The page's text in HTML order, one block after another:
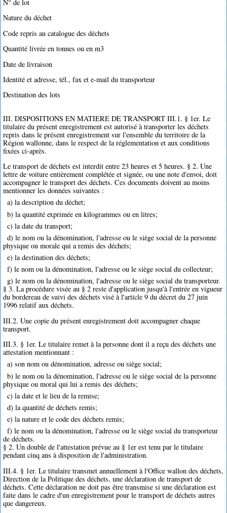
N° de lot
Nature du déchet
Code repris au catalogue des déchets
Quantité livrée en tonnes ou en m3
Date de livraison
Identité et adresse, tél., fax et e-mail du transporteur
Destination des lots
III. DISPOSITIONS EN MATIERE DE TRANSPORT III.1. § 1er. Le
titulaire du présent enregistrement est autorisé à transporter les déchets
repris dans le présent enregistrement sur l'ensemble du territoire de la
Région wallonne, dans le respect de la réglementation et aux conditions
fixées ci-après.
Le transport de déchets est interdit entre 23 heures et 5 heures. § 2. Une
lettre de voiture entièrement complétée et signée, ou une note d'envoi, doit
accompagner le transport des déchets. Ces documents doivent au moins
mentionner les données suivantes :
a) la description du déchet;
b) la quantité exprimée en kilogrammes ou en litres;
c) la date du transport;
d) le nom ou la dénomination, l'adresse ou le siège social de la personne
physique ou morale qui a remis des déchets;
e) la destination des déchets;
f) le nom ou la dénomination, l'adresse ou le siège social du collecteur;
g) le nom ou la dénomination, l'adresse ou le siège social du transporteur.
§ 3. La procédure visée au § 2 reste d'application jusqu'à l'entrée en vigueur
du bordereau de suivi des déchets visé à l'article 9 du décret du 27 juin
1996 relatif aux déchets.
III.2. Une copie du présent enregistrement doit accompagner chaque
transport.
III.3. § 1er. Le titulaire remet à la personne dont il a reçu des déchets une
attestation mentionnant :
a) son nom ou dénomination, adresse ou siège social;
b) le nom ou la dénomination, l'adresse ou le siège social de la personne
physique ou moral qui lui a remis des déchets;
c) la date et le lieu de la remise;
d) la quantité de déchets remis;
e) la nature et le code des déchets remis;
f) le nom ou la dénomination, l'adresse ou le siège social du transporteur
de déchets.
§ 2. Un double de l'attestation prévue au § 1er est tenu par le titulaire
pendant cinq ans à disposition de l'administration.
III.4. § 1er. Le titulaire transmet annuellement à l'Office wallon des déchets,
Direction de la Politique des déchets, une déclaration de transport de
déchets. Cette déclaration ne doit pas être transmise si une déclaration est
faite dans le cadre d'un enregistrement pour le transport de déchets autres
que dangereux.